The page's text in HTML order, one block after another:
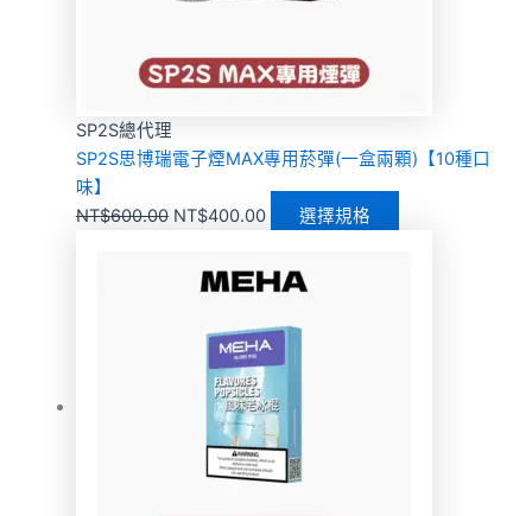
SP2S總代理
SP2S思博瑞電子煙MAX專用菸彈(一盒兩顆)【10種口
味】
NT$600.00 NT$400.00 選擇規格